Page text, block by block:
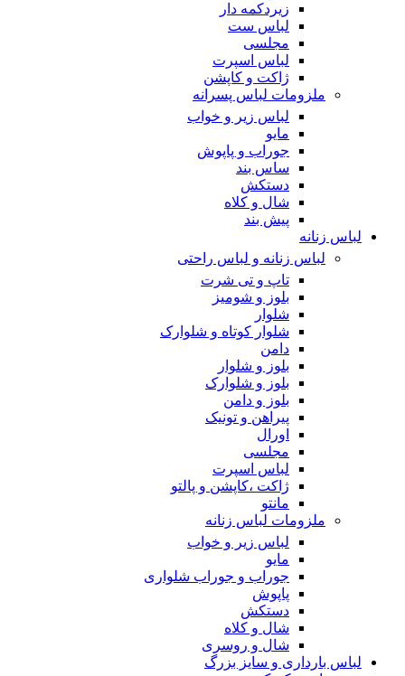
زیردکمه دار
لباس ست
مجلسی
لباس اسپرت
ژاکت و کاپشن
ملزومات لباس پسرانه
لباس زیر و خواب
مایو
جوراب و پاپوش
ساس بند
دستکش
شال و کلاه
پیش بند
لباس زنانه
لباس زنانه و لباس راحتی
تاپ و تی شرت
بلوز و شومیز
شلوار
شلوار کوتاه و شلوارک
دامن
بلوز و شلوار
بلوز و شلوارک
بلوز و دامن
پیراهن و تونیک
اورال
مجلسی
لباس اسپرت
ژاکت ،کاپشن و پالتو
مانتو
ملزومات لباس زنانه
لباس زیر و خواب
مایو
جوراب و جوراب شلواری
پاپوش
دستکش
شال و کلاه
شال و روسری
لباس بارداری و سایز بزرگ